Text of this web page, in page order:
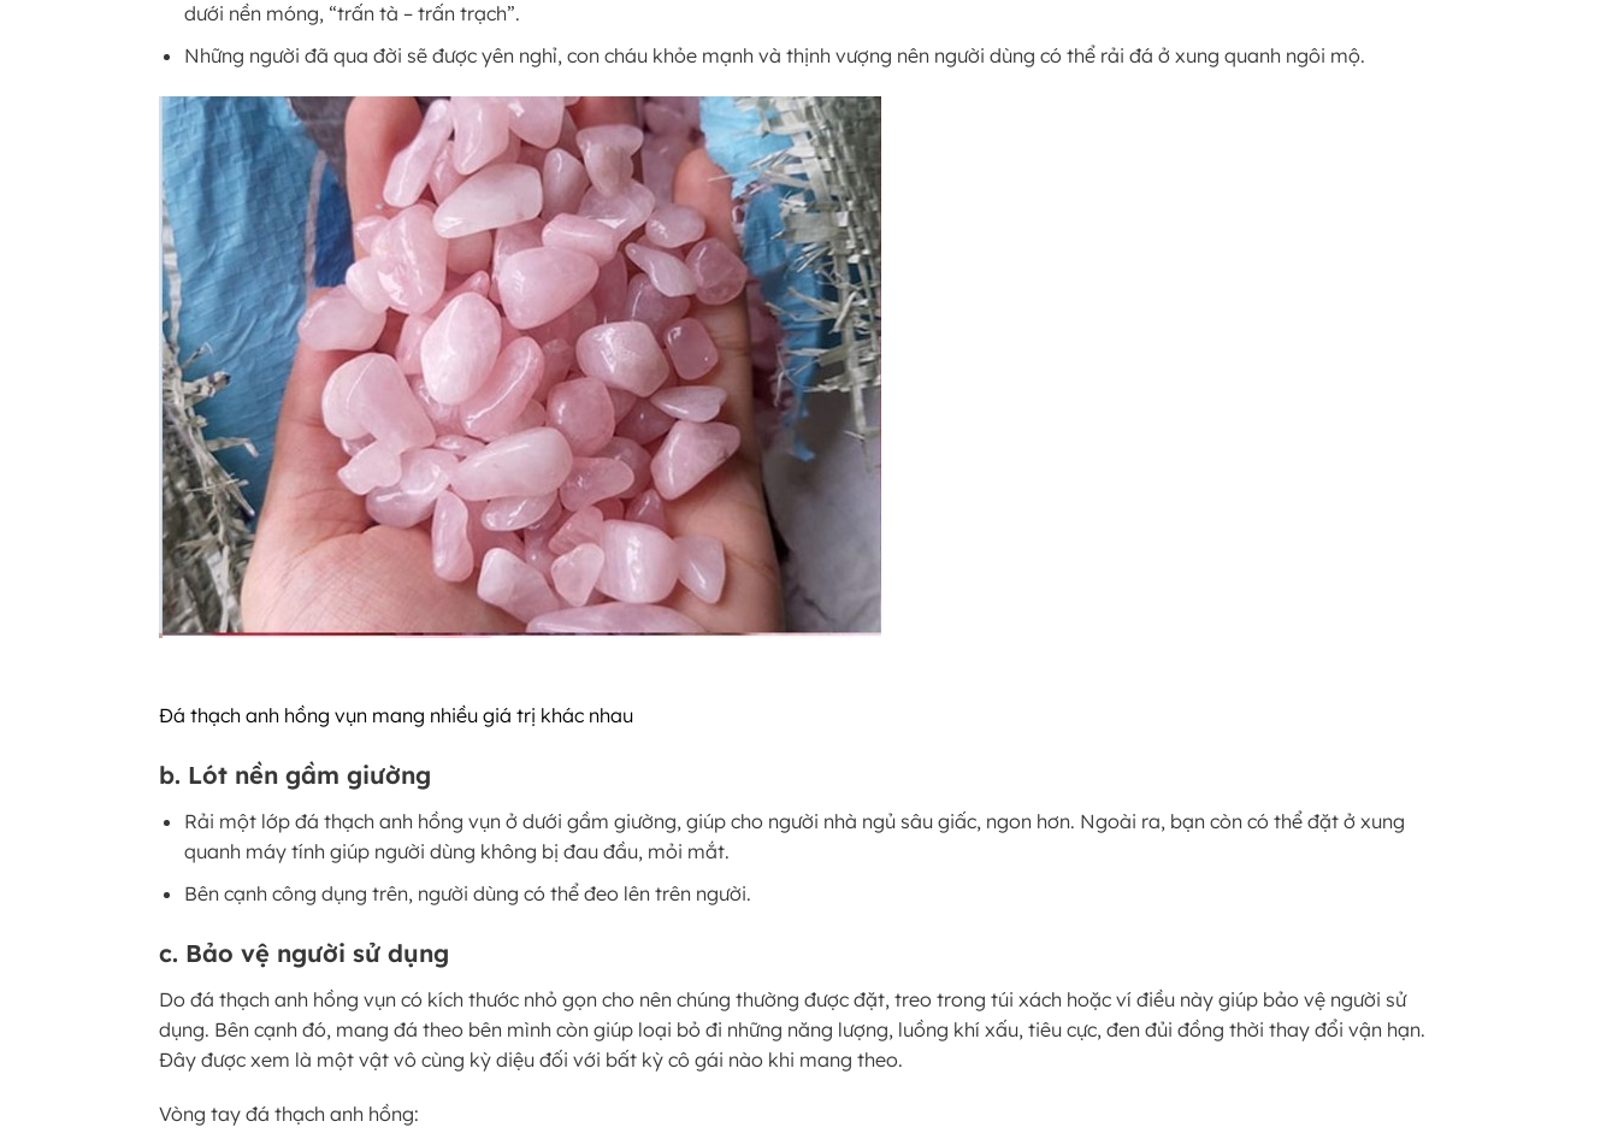
dưới nền móng, “trấn tà – trấn trạch”.
Những người đã qua đời sẽ được yên nghỉ, con cháu khỏe mạnh và thịnh vượng nên người dùng có thể rải đá ở xung quanh ngôi mộ.
Đá thạch anh hồng vụn mang nhiều giá trị khác nhau
b. Lót nền gầm giường
Rải một lớp đá thạch anh hồng vụn ở dưới gầm giường, giúp cho người nhà ngủ sâu giấc, ngon hơn. Ngoài ra, bạn còn có thể đặt ở xung
quanh máy tính giúp người dùng không bị đau đầu, mỏi mắt.
Bên cạnh công dụng trên, người dùng có thể đeo lên trên người.
c. Bảo vệ người sử dụng
Do đá thạch anh hồng vụn có kích thước nhỏ gọn cho nên chúng thường được đặt, treo trong túi xách hoặc ví điều này giúp bảo vệ người sử
dụng. Bên cạnh đó, mang đá theo bên mình còn giúp loại bỏ đi những năng lượng, luồng khí xấu, tiêu cực, đen đủi đồng thời thay đổi vận hạn.
Đây được xem là một vật vô cùng kỳ diệu đối với bất kỳ cô gái nào khi mang theo.
Vòng tay đá thạch anh hồng: